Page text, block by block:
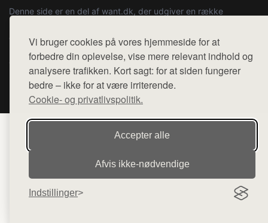
Vi bruger cookies på vores hjemmeside for at
forbedre din oplevelse, vise mere relevant indhold og
analysere trafikken. Kort sagt: for at siden fungerer
bedre – ikke for at være irriterende.
Cookie- og privatlivspolitik.
Accepter alle
Afvis ikke‑nødvendige
Indstillinger
Denne side er en del af want.dk, der udgiver en række
diverse webshops. Der sælges ikke varer fra denne side - vi
henviser til de shops, som sælger varen. Vi har heller ikke
varerne på lager.
© 2026 galleri-b.dk. Alle rettigheder forbeholdes.